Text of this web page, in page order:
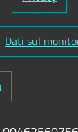
Dati sul